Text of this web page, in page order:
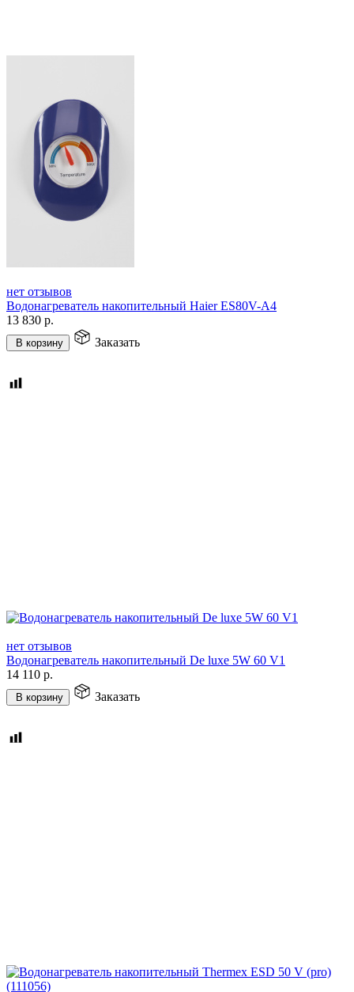
нет отзывов
Водонагреватель накопительный Haier ES80V-A4
13 830 р.
В корзину Заказать
нет отзывов
Водонагреватель накопительный De luxe 5W 60 V1
14 110 р.
В корзину Заказать